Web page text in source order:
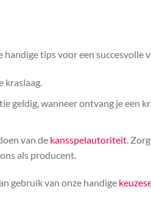
tips voor een succesvolle
kraslaag.
geldig, wanneer ontvang je een
van de kansspelautoriteit.
als producent.
gebruik van onze handige